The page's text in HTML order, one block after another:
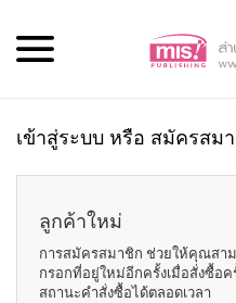
เข้าสู่ระบบ หรือ สมัครสม
ลูกค้าใหม่
การสมัครสมาชิก ช่วยให้คุณสา
กรอกที่อยู่ใหม่อีกครั้งเมื่อสั่งซื้อ
สถานะคำสั่งซื้อได้ตลอดเวลา